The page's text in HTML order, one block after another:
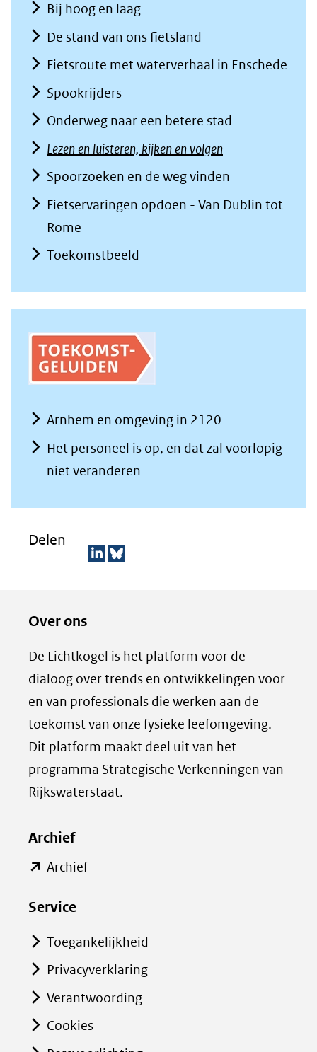
Bij hoog en laag
De stand van ons fietsland
Fietsroute met waterverhaal in Enschede
Spookrijders
Onderweg naar een betere stad
Lezen en luisteren, kijken en volgen
Spoorzoeken en de weg vinden
Fietservaringen opdoen - Van Dublin tot
Rome
Toekomstbeeld
Arnhem en omgeving in 2120
Het personeel is op, en dat zal voorlopig
niet veranderen
Delen
n
o
p
L
i
n
k
nieuw
naar
een
andere
p
a
g
i
n
a
d
B
e
k
Over ons
De Lichtkogel is het platform voor de
dialoog over trends en ontwikkelingen voor
en van professionals die werken aan de
toekomst van onze fysieke leefomgeving.
Dit platform maakt deel uit van het
programma Strategische Verkenningen van
Rijkswaterstaat.
Archief
Archief(opent
venster)
naar
een
andere
website)
Service
Toegankelijkheid
Privacyverklaring
Verantwoording
Cookies